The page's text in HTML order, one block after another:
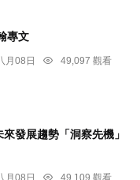
專文
月08日
49,097 觀看
發展趨勢「洞察先機」
月08日
49,109 觀看